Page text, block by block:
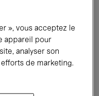
Concerts
Performances
Music
», vous acceptez le
appareil pour
analyser son
de marketing.